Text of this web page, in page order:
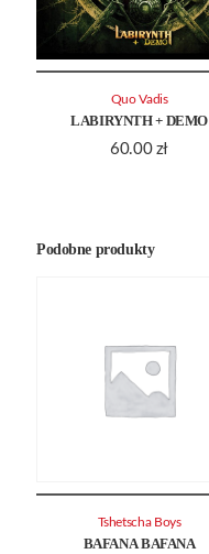
LABIRYNTH + DEMO
60.00 zł
Quo Vadis
Podobne produkty
BAFANA BAFANA
Tshetscha Boys